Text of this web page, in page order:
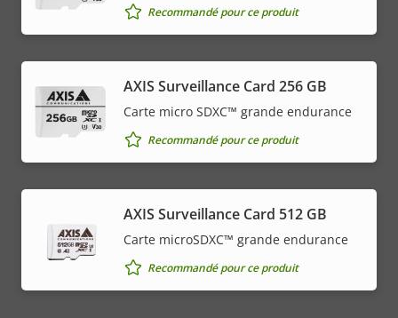
Recommandé pour ce produit
AXIS Surveillance Card 256 GB
Carte micro SDXC™ grande endurance
Recommandé pour ce produit
AXIS Surveillance Card 512 GB
Carte microSDXC™ grande endurance
Recommandé pour ce produit